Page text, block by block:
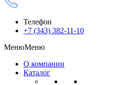
Телефон
+7 (343) 382-11-10
МенюМеню
О компании
Каталог